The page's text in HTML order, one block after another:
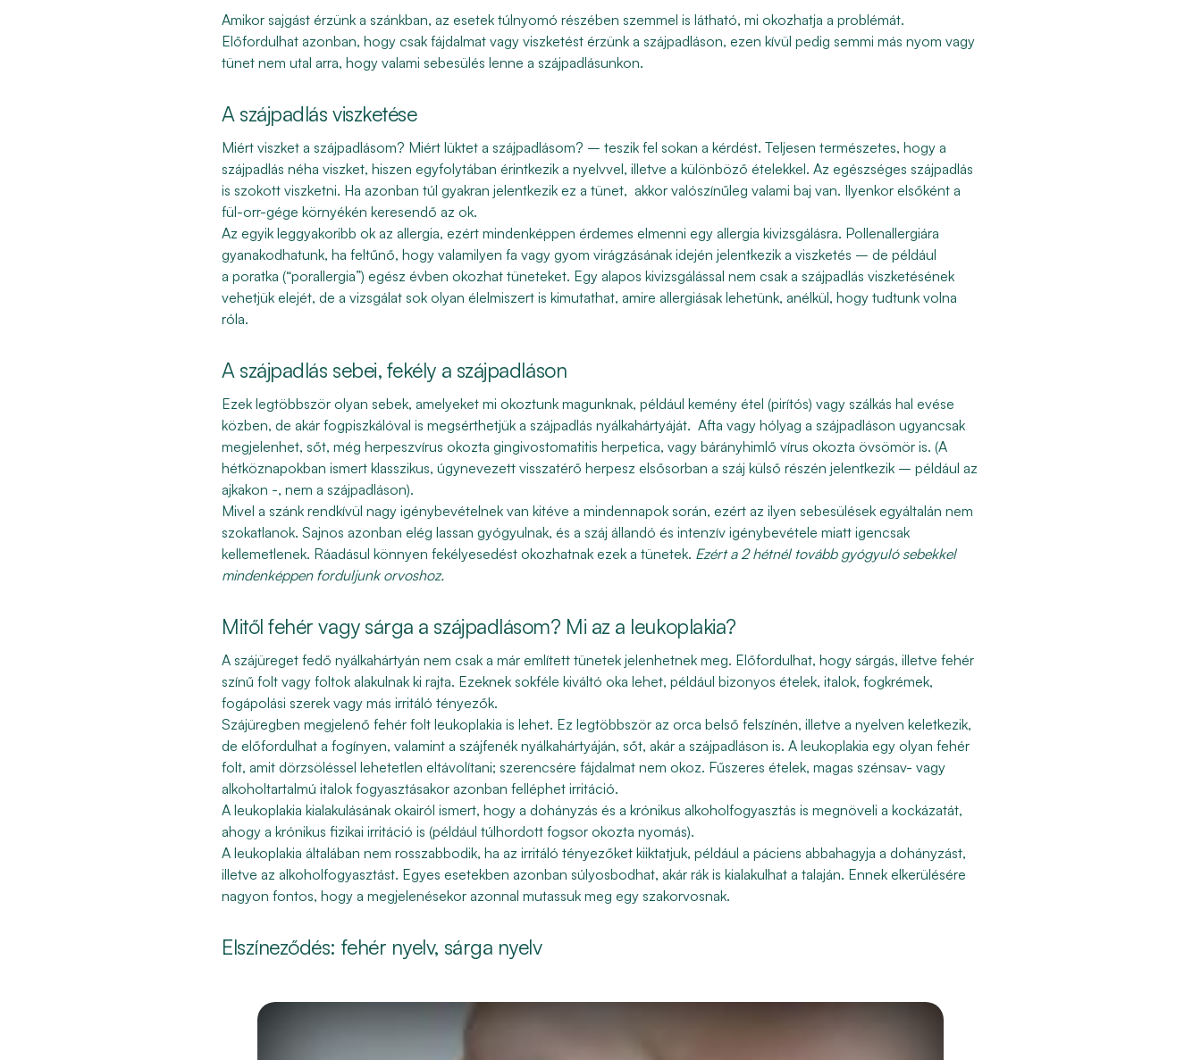
Amikor sajgást érzünk a szánkban, az esetek túlnyomó részében szemmel is látható, mi okozhatja a problémát.
Előfordulhat azonban, hogy csak fájdalmat vagy viszketést érzünk a szájpadláson, ezen kívül pedig semmi más nyom vagy
tünet nem utal arra, hogy valami sebesülés lenne a szájpadlásunkon.
A szájpadlás viszketése
Miért viszket a szájpadlásom? Miért lüktet a szájpadlásom? – teszik fel sokan a kérdést. Teljesen természetes, hogy a
szájpadlás néha viszket, hiszen egyfolytában érintkezik a nyelvvel, illetve a különböző ételekkel. Az egészséges szájpadlás
is szokott viszketni. Ha azonban túl gyakran jelentkezik ez a tünet, akkor valószínűleg valami baj van. Ilyenkor elsőként a
fül-orr-gége környékén keresendő az ok.
Az egyik leggyakoribb ok az allergia, ezért mindenképpen érdemes elmenni egy allergia kivizsgálásra. Pollenallergiára
gyanakodhatunk, ha feltűnő, hogy valamilyen fa vagy gyom virágzásának idején jelentkezik a viszketés – de például
a poratka (“porallergia”) egész évben okozhat tüneteket. Egy alapos kivizsgálással nem csak a szájpadlás viszketésének
vehetjük elejét, de a vizsgálat sok olyan élelmiszert is kimutathat, amire allergiásak lehetünk, anélkül, hogy tudtunk volna
róla.
A szájpadlás sebei, fekély a szájpadláson
Ezek legtöbbször olyan sebek, amelyeket mi okoztunk magunknak, például kemény étel (pirítós) vagy szálkás hal evése
közben, de akár fogpiszkálóval is megsérthetjük a szájpadlás nyálkahártyáját. Afta vagy hólyag a szájpadláson ugyancsak
megjelenhet, sőt, még herpeszvírus okozta gingivostomatitis herpetica, vagy bárányhimlő vírus okozta övsömör is. (A
hétköznapokban ismert klasszikus, úgynevezett visszatérő herpesz elsősorban a száj külső részén jelentkezik – például az
ajkakon -, nem a szájpadláson).
Mivel a szánk rendkívül nagy igénybevételnek van kitéve a mindennapok során, ezért az ilyen sebesülések egyáltalán nem
szokatlanok. Sajnos azonban elég lassan gyógyulnak, és a száj állandó és intenzív igénybevétele miatt igencsak
kellemetlenek. Ráadásul könnyen fekélyesedést okozhatnak ezek a tünetek. Ezért a 2 hétnél tovább gyógyuló sebekkel
mindenképpen forduljunk orvoshoz.
Mitől fehér vagy sárga a szájpadlásom? Mi az a leukoplakia?
A szájüreget fedő nyálkahártyán nem csak a már említett tünetek jelenhetnek meg. Előfordulhat, hogy sárgás, illetve fehér
színű folt vagy foltok alakulnak ki rajta. Ezeknek sokféle kiváltó oka lehet, például bizonyos ételek, italok, fogkrémek,
fogápolási szerek vagy más irritáló tényezők.
Szájüregben megjelenő fehér folt leukoplakia is lehet. Ez legtöbbször az orca belső felszínén, illetve a nyelven keletkezik,
de előfordulhat a fogínyen, valamint a szájfenék nyálkahártyáján, sőt, akár a szájpadláson is. A leukoplakia egy olyan fehér
folt, amit dörzsöléssel lehetetlen eltávolítani; szerencsére fájdalmat nem okoz. Fűszeres ételek, magas szénsav- vagy
alkoholtartalmú italok fogyasztásakor azonban felléphet irritáció.
A leukoplakia kialakulásának okairól ismert, hogy a dohányzás és a krónikus alkoholfogyasztás is megnöveli a kockázatát,
ahogy a krónikus fizikai irritáció is (például túlhordott fogsor okozta nyomás).
A leukoplakia általában nem rosszabbodik, ha az irritáló tényezőket kiiktatjuk, például a páciens abbahagyja a dohányzást,
illetve az alkoholfogyasztást. Egyes esetekben azonban súlyosbodhat, akár rák is kialakulhat a talaján. Ennek elkerülésére
nagyon fontos, hogy a megjelenésekor azonnal mutassuk meg egy szakorvosnak.
Elszíneződés: fehér nyelv, sárga nyelv